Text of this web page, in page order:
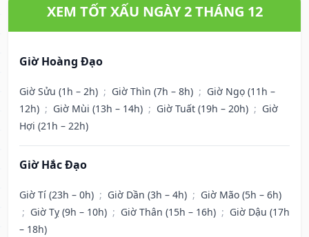
XEM TỐT XẤU NGÀY 2 THÁNG 12
Giờ Hoàng Đạo
Giờ Sửu (1h – 2h) ; Giờ Thìn (7h – 8h) ; Giờ Ngọ (11h –
12h) ; Giờ Mùi (13h – 14h) ; Giờ Tuất (19h – 20h) ; Giờ
Hợi (21h – 22h)
Giờ Hắc Đạo
Giờ Tí (23h – 0h) ; Giờ Dần (3h – 4h) ; Giờ Mão (5h – 6h)
; Giờ Tỵ (9h – 10h) ; Giờ Thân (15h – 16h) ; Giờ Dậu (17h
– 18h)